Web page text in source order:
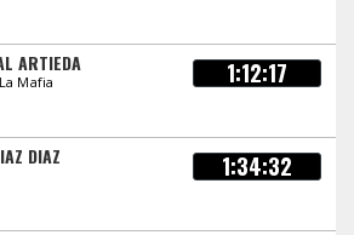
ARTIEDA
Mafia 1:12:17
DIAZ 1:34:32